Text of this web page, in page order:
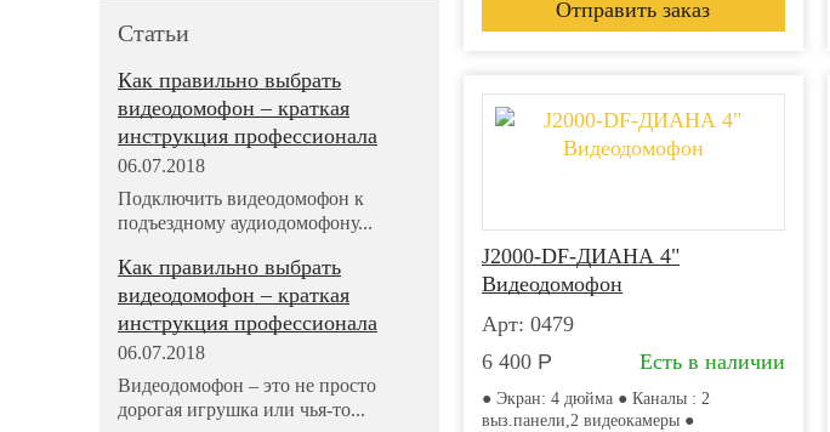
Статьи
Как правильно выбрать
видеодомофон – краткая
инструкция профессионала
06.07.2018
Подключить видеодомофон к
подъездному аудиодомофону...
Как правильно выбрать
видеодомофон – краткая
инструкция профессионала
06.07.2018
Видеодомофон – это не просто
дорогая игрушка или чья-то...
J2000-DF-ДИАНА 4"
Видеодомофон
Арт: 0479
6 400 Р Есть в наличии
● Экран: 4 дюйма ● Каналы : 2
выз.панели,2 видеокамеры ●